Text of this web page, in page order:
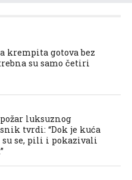
krempita gotova bez
su samo četiri
luksuznog
tvrdi: “Dok je kuća
se, pili i pokazivali